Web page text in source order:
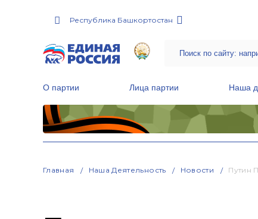
Республика Башкортостан
О партии Лица партии Наша
Главная Наша Деятельность Новости Путин